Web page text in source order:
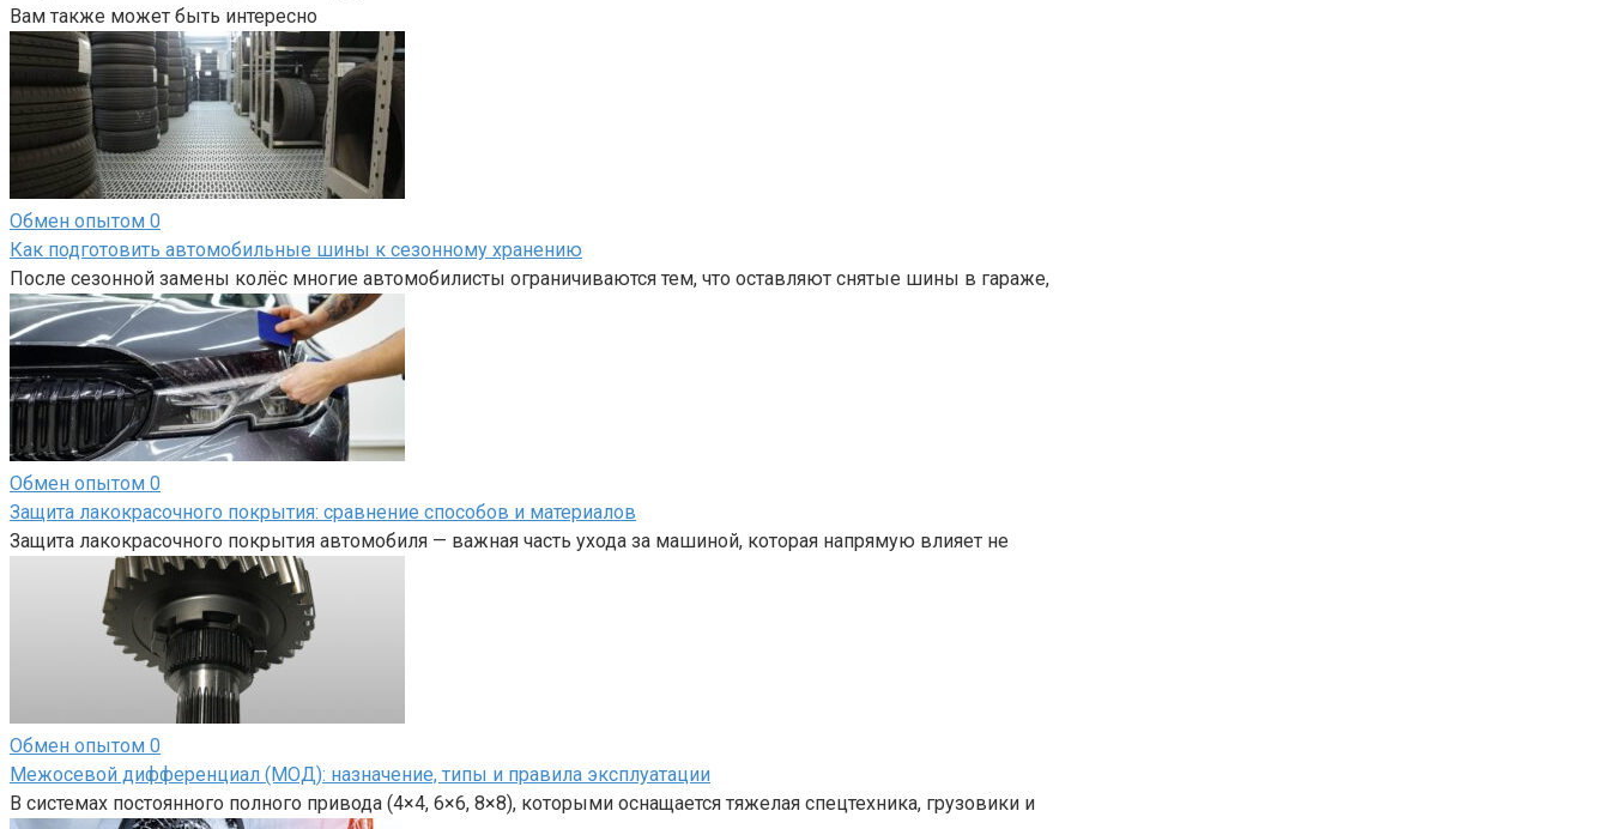
Вам также может быть интересно
Обмен опытом 0
Как подготовить автомобильные шины к сезонному хранению
После сезонной замены колёс многие автомобилисты ограничиваются тем, что оставляют снятые шины в гараже,
Обмен опытом 0
Защита лакокрасочного покрытия: сравнение способов и материалов
Защита лакокрасочного покрытия автомобиля — важная часть ухода за машиной, которая напрямую влияет не
Обмен опытом 0
Межосевой дифференциал (МОД): назначение, типы и правила эксплуатации
В системах постоянного полного привода (4×4, 6×6, 8×8), которыми оснащается тяжелая спецтехника, грузовики и